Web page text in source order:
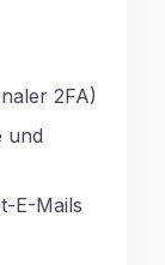
2FA)
und
E-Mails